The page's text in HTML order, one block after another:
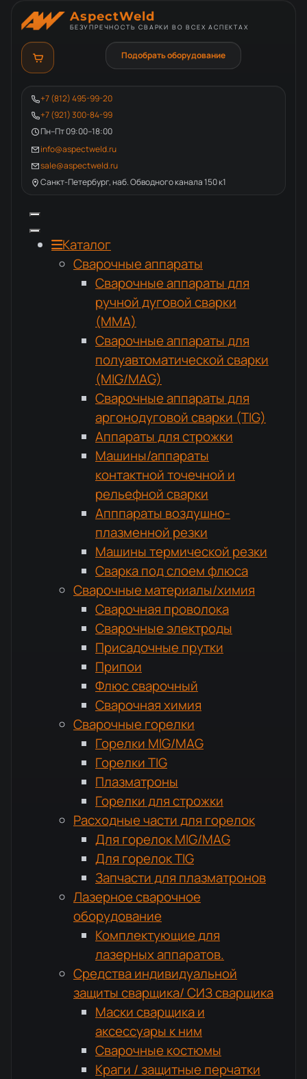
AspectWeld
БЕЗУПРЕЧНОСТЬ СВАРКИ ВО ВСЕХ АСПЕКТАХ
+7 (812) 495-99-20
+7 (921) 300-84-99
Пн–Пт 09:00–18:00
info@aspectweld.ru
sale@aspectweld.ru
Санкт-Петербург, наб. Обводного канала 150 к1
Подобрать оборудование
Каталог
Сварочные аппараты
Сварочные аппараты для
ручной дуговой сварки
(MMA)
Сварочные аппараты для
полуавтоматической сварки
(MIG/MAG)
Сварочные аппараты для
аргонодуговой сварки (TIG)
Аппараты для строжки
Машины/аппараты
контактной точечной и
рельефной сварки
Апппараты воздушно-
плазменной резки
Машины термической резки
Сварка под слоем флюса
Сварочные материалы/химия
Сварочная проволока
Сварочные электроды
Присадочные прутки
Припои
Флюс сварочный
Сварочная химия
Сварочные горелки
Горелки MIG/MAG
Горелки TIG
Плазматроны
Горелки для строжки
Расходные части для горелок
Для горелок MIG/MAG
Для горелок TIG
Запчасти для плазматронов
Лазерное сварочное
оборудование
Комплектующие для
лазерных аппаратов.
Средства индивидуальной
защиты сварщика/ СИЗ сварщика
Маски сварщика и
аксессуары к ним
Сварочные костюмы
Краги / защитные перчатки